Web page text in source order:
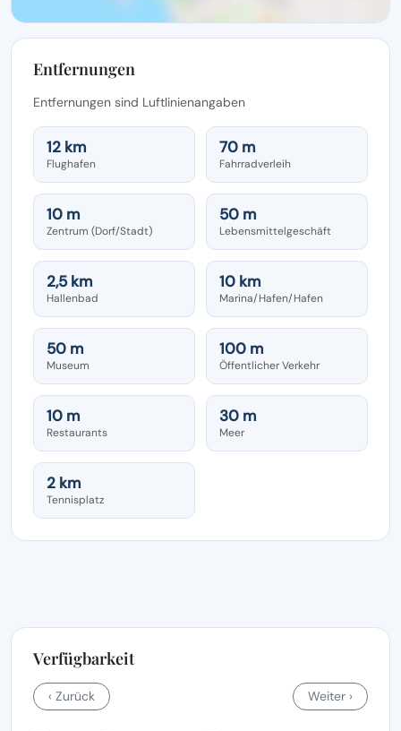
Entfernungen
Entfernungen sind Luftlinienangaben
12 km
Flughafen
70 m
Fahrradverleih
10 m
Zentrum (Dorf/Stadt)
50 m
Lebensmittelgeschäft
2,5 km
Hallenbad
10 km
Marina/Hafen/Hafen
50 m
Museum
100 m
Öffentlicher Verkehr
10 m
Restaurants
30 m
Meer
2 km
Tennisplatz
Verfügbarkeit
‹ Zurück Weiter ›